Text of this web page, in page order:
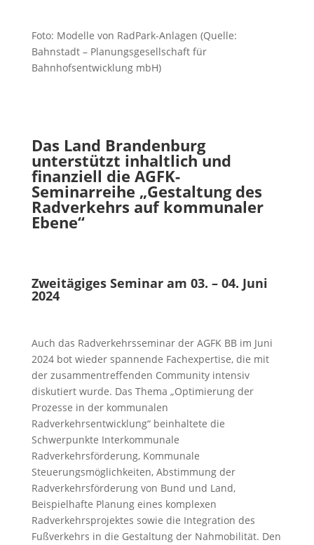
Foto: Modelle von RadPark-Anlagen (Quelle:
Bahnstadt – Planungsgesellschaft für
Bahnhofsentwicklung mbH)
Das Land Brandenburg
unterstützt inhaltlich und
finanziell die AGFK-
Seminarreihe „Gestaltung des
Radverkehrs auf kommunaler
Ebene“
Zweitägiges Seminar am 03. – 04. Juni
2024
Auch das Radverkehrsseminar der AGFK BB im Juni
2024 bot wieder spannende Fachexpertise, die mit
der zusammentreffenden Community intensiv
diskutiert wurde. Das Thema „Optimierung der
Prozesse in der kommunalen
Radverkehrsentwicklung“ beinhaltete die
Schwerpunkte Interkommunale
Radverkehrsförderung, Kommunale
Steuerungsmöglichkeiten, Abstimmung der
Radverkehrsförderung von Bund und Land,
Beispielhafte Planung eines komplexen
Radverkehrsprojektes sowie die Integration des
Fußverkehrs in die Gestaltung der Nahmobilität. Den